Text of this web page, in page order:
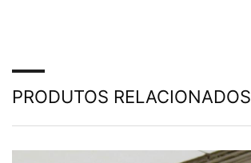
PRODUTOS RELACIONADOS